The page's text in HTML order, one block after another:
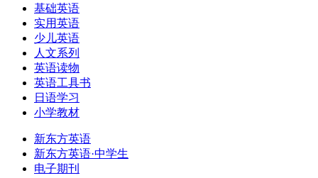
基础英语
实用英语
少儿英语
人文系列
英语读物
英语工具书
日语学习
小学教材
新东方英语
新东方英语·中学生
电子期刊